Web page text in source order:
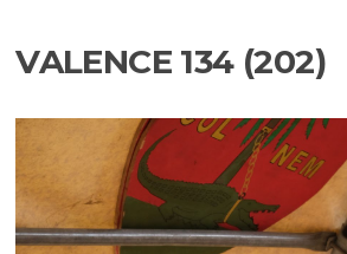
VALENCE 134 (202)